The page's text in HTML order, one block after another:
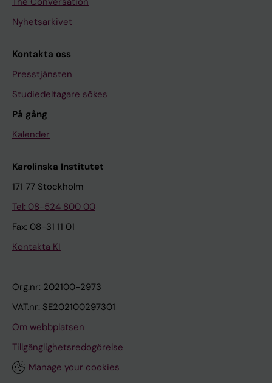
Nyhetsarkivet
Kontakta oss
Presstjänsten
Studiedeltagare sökes
På gång
Kalender
Karolinska Institutet
171 77 Stockholm
Tel: 08-524 800 00
Fax: 08-31 11 01
Kontakta KI
Org.nr: 202100-2973
VAT.nr: SE202100297301
Om webbplatsen
Tillgänglighetsredogörelse
Manage your cookies